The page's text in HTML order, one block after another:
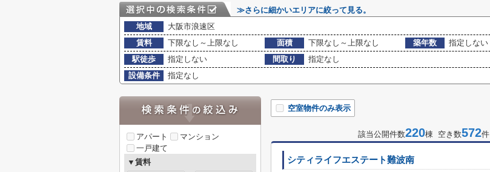
≫さらに細かいエリアに絞って見る。
地域
大阪市浪速区
賃料
下限なし～上限なし 面積 下限なし～上限なし 築年数
指定しない
駅徒歩
指定しない 間取り
指定なし
設備条件
指定なし
空室物件のみ表示
該当公開件数220棟 空き数572件
シティライフエステート難波南
アパート
マンション
一戸建て
▼賃料